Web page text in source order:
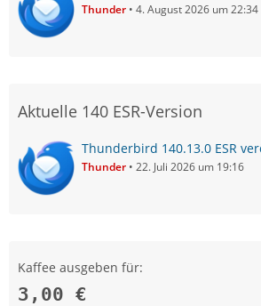
Thunder 4. August 2026 um 22:34
Aktuelle 140 ESR-Version
Thunderbird 140.13.0 ESR
Thunder 22. Juli 2026 um 19:16
Kaffee ausgeben für:
3,00 €